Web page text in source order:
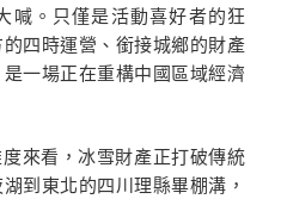
喊。只僅是活動喜好者的狂
四時運營、銜接城鄉的財產
一場正在重構中國區域經濟
來看，冰雪財產正打破傳統
到東北的四川理縣畢棚溝，